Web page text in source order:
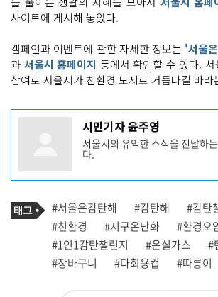
사이트에 게시해 놓았다.
캠페인과 이벤트에 관한 자세한 정보는 '서울
과 서울시 홈페이지 등에서 확인할 수 있다.
참여로 서울시가 친환경 도시로 거듭나길 바라
기
자
프
필
시민기자 윤주영
서울시의 유익한 소식을 전달하
다.
기
사
관
련
태
그
태
그
#서울은감탄해 #감탄해 #감탄
#친환경
#지구온난화
#환경오
#1인1감탄챌린지
#온실가스
#
#장바구니
#다회용컵 #따릉이